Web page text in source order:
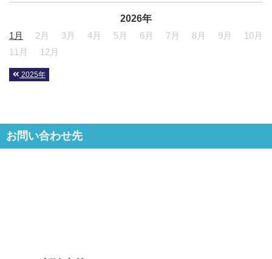
2026年
1月
2月 3月 4月 5月 6月 7月 8月 9月
10月
11月
12月
2025年
お問い合わせ先